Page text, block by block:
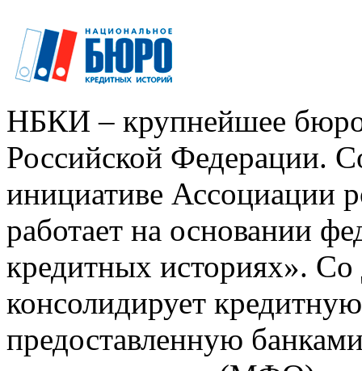
НБКИ – крупнейшее
Российской Федерации.
инициативе Ассоциации
работает на основании
кредитных историях».
консолидирует
предоставленную